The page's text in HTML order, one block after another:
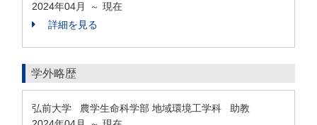
2024年04月
～ 現在
詳細を見る
学外略歴
弘前大学 農学生命科学部 地域環境工学科 助教